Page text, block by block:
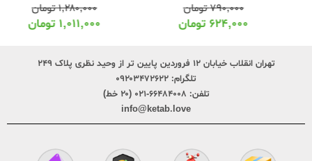
۷۹۰,۰۰۰تومان
۶۲۴,۰۰۰تومان
۱,۲۸۰,۰۰۰تومان
۱,۰۱۱,۰۰۰تومان
تهران انقلاب خیابان ۱۲ فروردین پایین تر از وحید نظری پلاک ۲۴۹
تلگرام: ۰۹۲۰۳۴۷۲۶۲۲
تلفن: ۶۶۴۸۴۰۰۸-۰۲۱ (۲۰ خط)
info@ketab.love